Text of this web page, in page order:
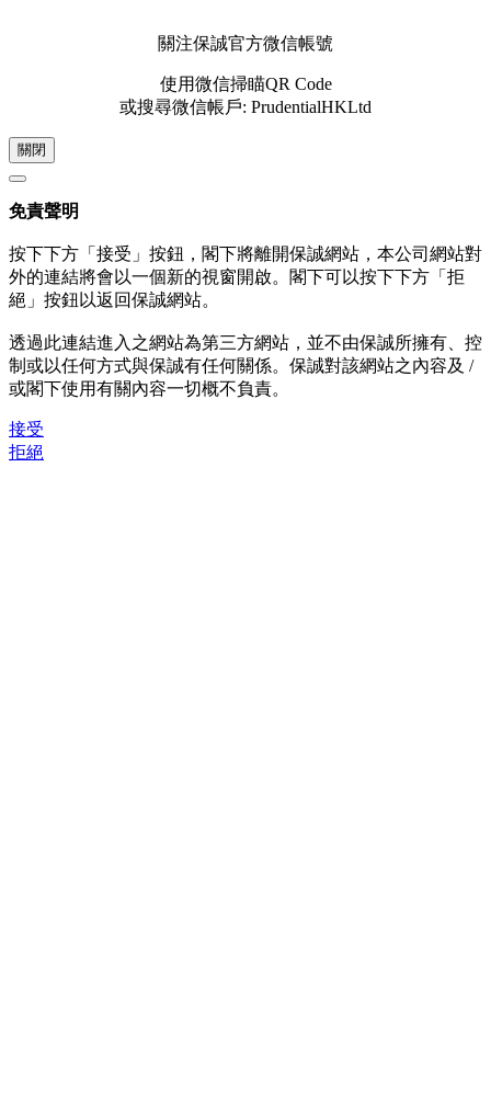
關注保誠官方微信帳號
使用微信掃瞄QR Code
或搜尋微信帳戶: PrudentialHKLtd
關閉
免責聲明
按下下方「接受」按鈕，閣下將離開保誠網站，本公司網站對
外的連結將會以一個新的視窗開啟。閣下可以按下下方「拒
絕」按鈕以返回保誠網站。
透過此連結進入之網站為第三方網站，並不由保誠所擁有、控
制或以任何方式與保誠有任何關係。保誠對該網站之內容及 /
或閣下使用有關內容一切概不負責。
接受
拒絕